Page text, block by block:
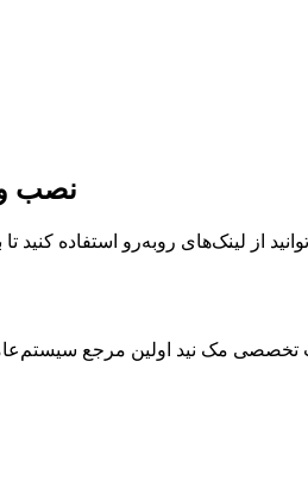
نصب
لینک‌های رو‌به‌رو استفاده کنید